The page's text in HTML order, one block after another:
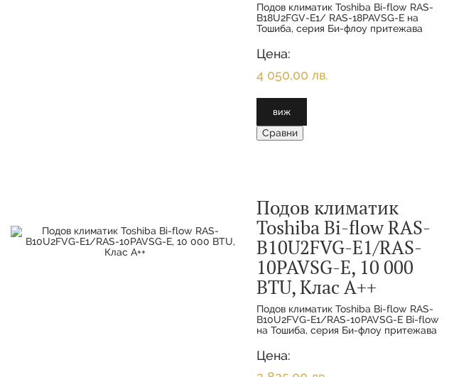
Подов климатик Toshiba Bi-flow RAS-
B18U2FGV-E1/ RAS-18PAVSG-E на
Тошиба, серия Би-флоу притежава
подходящо за подов и нискостенен
монтаж с възможност за поставяне на
WiFi
Цена:
4 050,00 лв.
виж
Сравни
Подов климатик
Toshiba Bi-flow RAS-
B10U2FVG-E1/RAS-
10PAVSG-E, 10 000
BTU, Клас A++
Подов климатик Toshiba Bi-flow RAS-
B10U2FVG-E1/RAS-10PAVSG-E Bi-flow
на Тошиба, серия Би-флоу притежава
подходящо за подов и нискостенен
монтаж с възможност за поставяне н
Цена: